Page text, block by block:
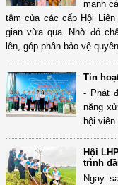
mạnh
tâm của các cấp Hội
gian vừa qua. Nhờ đó
lên, góp phần bảo vệ
Tin
- Phát
năng
hội
Hội
trình
Ngay